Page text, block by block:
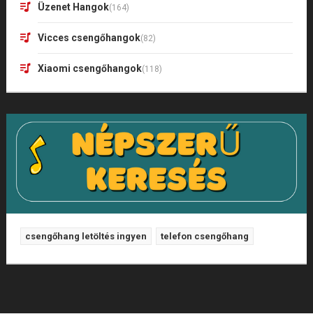
Üzenet Hangok(164)
Vicces csengőhangok(82)
Xiaomi csengőhangok(118)
csengőhang letöltés ingyen telefon csengőhang